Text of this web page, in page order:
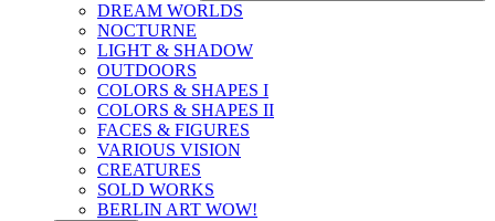
DREAM WORLDS
NOCTURNE
LIGHT & SHADOW
OUTDOORS
COLORS & SHAPES I
COLORS & SHAPES II
FACES & FIGURES
VARIOUS VISION
CREATURES
SOLD WORKS
BERLIN ART WOW!